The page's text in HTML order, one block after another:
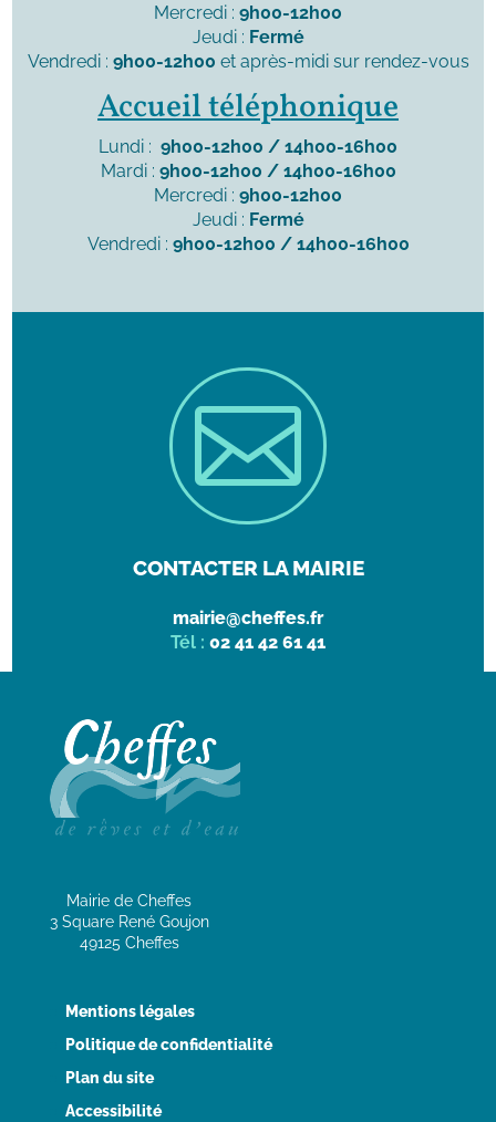
Mercredi : 9h00-12h00
Jeudi : Fermé
Vendredi : 9h00-12h00 et après-midi sur rendez-vous
Accueil téléphonique
Lundi : 9h00-12h00 / 14h00-16h00
Mardi : 9h00-12h00 / 14h00-16h00
Mercredi : 9h00-12h00
Jeudi : Fermé
Vendredi : 9h00-12h00 / 14h00-16h00

CONTACTER LA MAIRIE
mairie@cheffes.fr
Tél : 02 41 42 61 41
Mairie de Cheffes
3 Square René Goujon
49125 Cheffes
Mentions légales
Politique de confidentialité
Plan du site
Accessibilité